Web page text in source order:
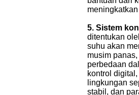
5. Sistem
ditentukan
suhu akan
musim
perbedaan
kontrol
lingkungan
stabil, dan